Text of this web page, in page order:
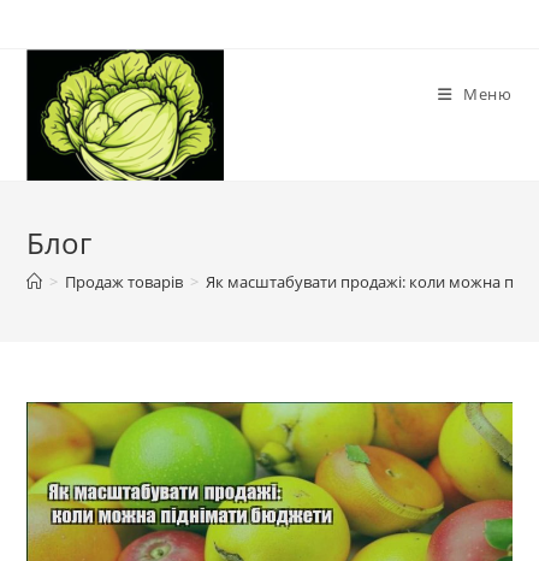
Меню
Блог
> Продаж товарів > Як масштабувати продажі: коли можна